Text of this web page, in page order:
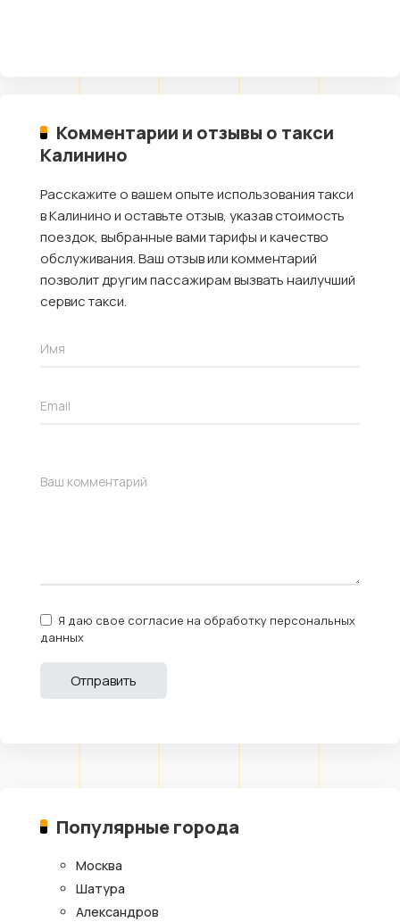
Комментарии и отзывы о такси
Калинино
Расскажите о вашем опыте использования такси
в Калинино и оставьте отзыв, указав стоимость
поездок, выбранные вами тарифы и качество
обслуживания. Ваш отзыв или комментарий
позволит другим пассажирам вызвать наилучший
сервис такси.
Я даю свое согласие на обработку персональных
данных
Популярные города
Москва
Шатура
Александров